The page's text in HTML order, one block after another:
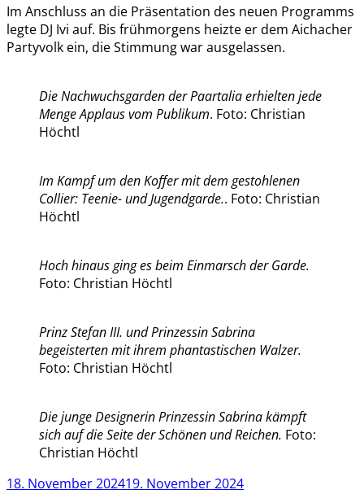
Im Anschluss an die Präsentation des neuen Programms
legte DJ Ivi auf. Bis frühmorgens heizte er dem Aichacher
Partyvolk ein, die Stimmung war ausgelassen.
Die Nachwuchsgarden der Paartalia erhielten jede
Menge Applaus vom Publikum. Foto: Christian
Höchtl
Im Kampf um den Koffer mit dem gestohlenen
Collier: Teenie- und Jugendgarde.. Foto: Christian
Höchtl
Hoch hinaus ging es beim Einmarsch der Garde.
Foto: Christian Höchtl
Prinz Stefan III. und Prinzessin Sabrina
begeisterten mit ihrem phantastischen Walzer.
Foto: Christian Höchtl
Die junge Designerin Prinzessin Sabrina kämpft
sich auf die Seite der Schönen und Reichen. Foto:
Christian Höchtl
Veröffentlicht
18. November 202419. November 2024